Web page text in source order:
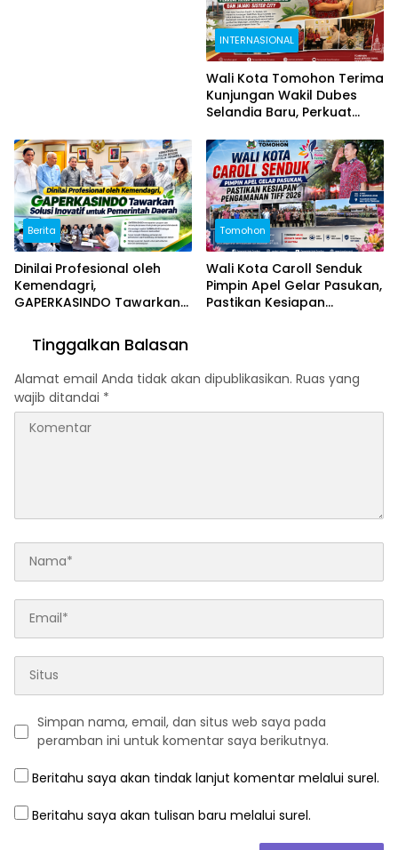
INTERNASIONAL
Wali Kota Tomohon Terima
Kunjungan Wakil Dubes
Selandia Baru, Perkuat
dan Jajaki Sister City
Berita
Dinilai Profesional oleh
Kemendagri,
GAPERKASINDO Tawarkan
Pemerintah Daerah
Tomohon
Wali Kota Caroll Senduk
Pimpin Apel Gelar Pasukan,
Pastikan Kesiapan
Tinggalkan Balasan
Alamat email Anda tidak akan dipublikasikan. Ruas yang
wajib ditandai *
Simpan nama, email, dan situs web saya pada
peramban ini untuk komentar saya berikutnya.
Beritahu saya akan tindak lanjut komentar melalui surel.
Beritahu saya akan tulisan baru melalui surel.